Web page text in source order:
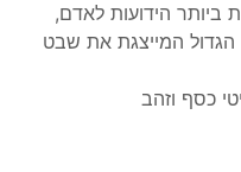
ביותר הידועות לאדם,
המייצגת את שבט
כסף וזהב